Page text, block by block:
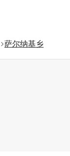
萨尔纳基乡